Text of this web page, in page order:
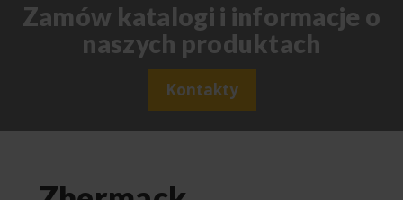
Zamów katalogi i informacje o
naszych produktach
Kontakty